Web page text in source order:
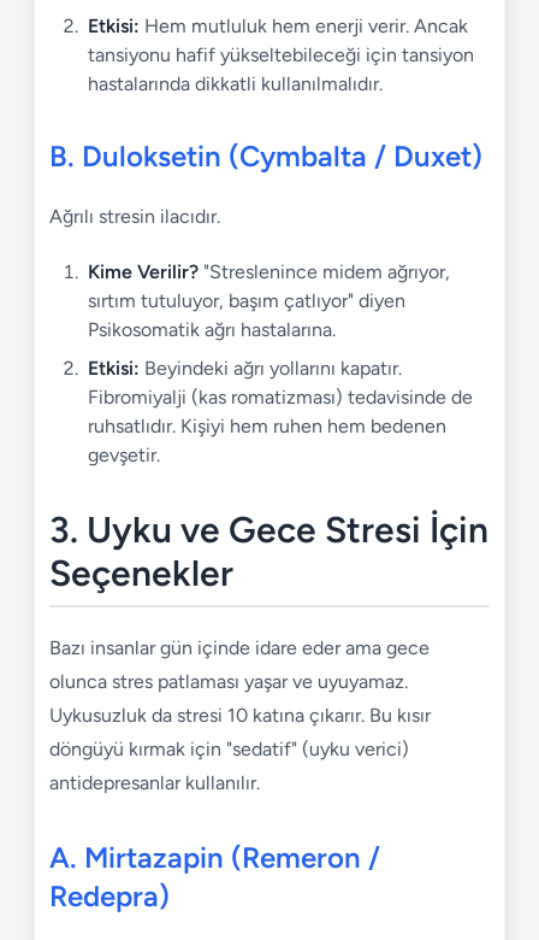
Etkisi: Hem mutluluk hem enerji verir. Ancak
tansiyonu hafif yükseltebileceği için tansiyon
hastalarında dikkatli kullanılmalıdır.
B. Duloksetin (Cymbalta / Duxet)
Ağrılı stresin ilacıdır.
Kime Verilir? "Streslenince midem ağrıyor,
sırtım tutuluyor, başım çatlıyor" diyen
Psikosomatik ağrı hastalarına.
Etkisi: Beyindeki ağrı yollarını kapatır.
Fibromiyalji (kas romatizması) tedavisinde de
ruhsatlıdır. Kişiyi hem ruhen hem bedenen
gevşetir.
3. Uyku ve Gece Stresi İçin
Seçenekler
Bazı insanlar gün içinde idare eder ama gece
olunca stres patlaması yaşar ve uyuyamaz.
Uykusuzluk da stresi 10 katına çıkarır. Bu kısır
döngüyü kırmak için "sedatif" (uyku verici)
antidepresanlar kullanılır.
A. Mirtazapin (Remeron /
Redepra)